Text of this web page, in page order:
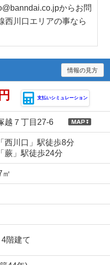
からお問
西川口エリアの事なら
情報の見方
支払いシミュレーション
越７丁目27-6
西川口」駅徒歩8分
蕨」駅徒歩24分
階建て